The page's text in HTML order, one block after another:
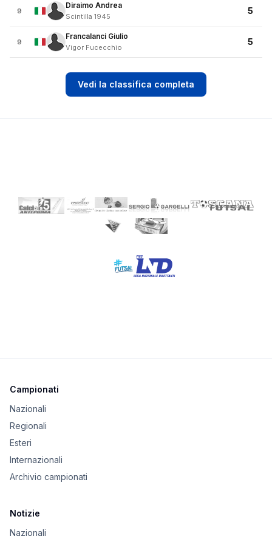
9
Diraimo Andrea
Scintilla 1945
5
9
Francalanci Giulio
Vigor Fucecchio
5
Vedi la classifica completa
Campionati
Nazionali
Regionali
Esteri
Internazionali
Archivio campionati
Notizie
Nazionali